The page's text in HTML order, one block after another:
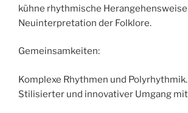
kühne rhythmische
Neuinterpretation der Folklore.
Gemeinsamkeiten:
Komplexe Rhythmen und Polyrhythmik.
Stilisierter und innovativer Umgang